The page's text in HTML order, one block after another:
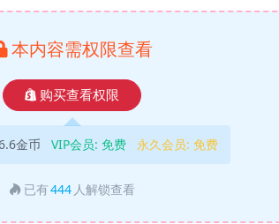
本内容需权限查看
购买查看权限
金币 VIP会员: 免费 永久会员: 免费
已有444 人解锁查看